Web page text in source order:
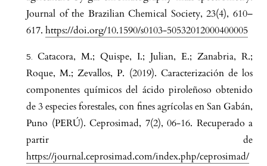
Journal of the Brazilian Chemical Society, 23(4), 610–
617. https://doi.org/10.1590/s0103-50532012000400005
Catacora, M.; Quispe, I.; Julian, E.; Zanabria, R.;
Roque, M.; Zevallos, P. (2019). Caracterización de los
componentes químicos del ácido piroleñoso obtenido
de 3 especies forestales, con fines agrícolas en San Gabán,
Puno (PERÚ). Ceprosimad, 7(2), 06-16. Recuperado a
partir de
https://journal.ceprosimad.com/index.php/ceprosimad/